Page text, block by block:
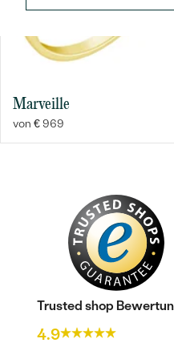
ANSEHEN
Nebensteine
ANZAHL:
KARATGEWICHT:
Marveille
von € 969
Trusted shop
4.9